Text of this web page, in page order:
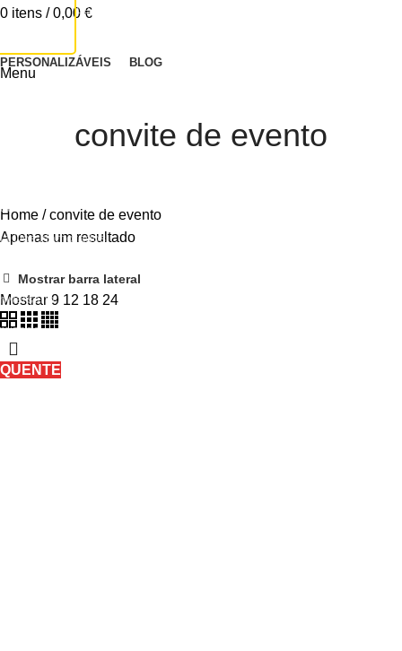
0 itens / 0,00 €
Menu
convite de evento
Home /convite de evento
Apenas um resultado
Mostrar barra lateral
Mostrar 9 12 18 24
QUENTE
Lembranças
PERSONALIZÁVEIS
Dos Namorados
BLOG